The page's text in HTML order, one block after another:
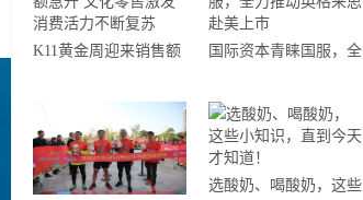
K11黄金周迎来销售额
国际资本青睐国服，全
市
选酸奶、喝酸奶，这些